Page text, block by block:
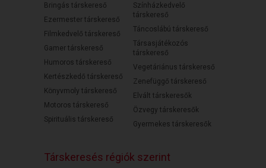
Bringás társkereső
Ezermester társkereső
Filmkedvelő társkereső
Gamer társkereső
Humoros társkereső
Kertészkedő társkereső
Könyvmoly társkereső
Motoros társkereső
Spirituális társkereső
Színházkedvelő
társkereső
Táncoslábú társkereső
Társasjátékozós
társkereső
Vegetáriánus társkereső
Zenefüggő társkereső
Elvált társkeresők
Özvegy társkeresők
Gyermekes társkeresők
Társkeresés régiók szerint